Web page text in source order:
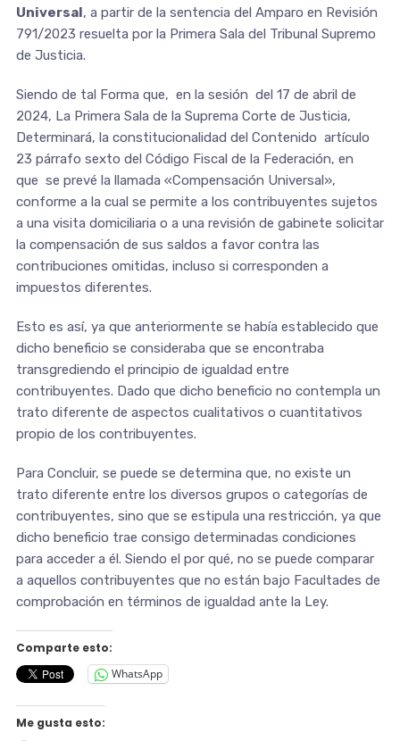
Universal, a partir de la sentencia del Amparo en Revisión
791/2023 resuelta por la Primera Sala del Tribunal Supremo
de Justicia.
Siendo de tal Forma que, en la sesión del 17 de abril de
2024, La Primera Sala de la Suprema Corte de Justicia,
Determinará, la constitucionalidad del Contenido artículo
23 párrafo sexto del Código Fiscal de la Federación, en
que se prevé la llamada «Compensación Universal»,
conforme a la cual se permite a los contribuyentes sujetos
a una visita domiciliaria o a una revisión de gabinete solicitar
la compensación de sus saldos a favor contra las
contribuciones omitidas, incluso si corresponden a
impuestos diferentes.
Esto es así, ya que anteriormente se había establecido que
dicho beneficio se consideraba que se encontraba
transgrediendo el principio de igualdad entre
contribuyentes. Dado que dicho beneficio no contempla un
trato diferente de aspectos cualitativos o cuantitativos
propio de los contribuyentes.
Para Concluir, se puede se determina que, no existe un
trato diferente entre los diversos grupos o categorías de
contribuyentes, sino que se estipula una restricción, ya que
dicho beneficio trae consigo determinadas condiciones
para acceder a él. Siendo el por qué, no se puede comparar
a aquellos contribuyentes que no están bajo Facultades de
comprobación en términos de igualdad ante la Ley.
Comparte esto:
WhatsApp
Me gusta esto: